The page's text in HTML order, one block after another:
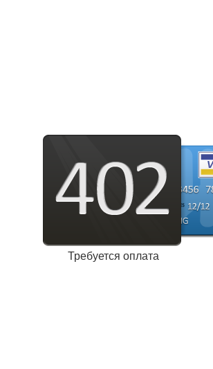
Требуется оплата